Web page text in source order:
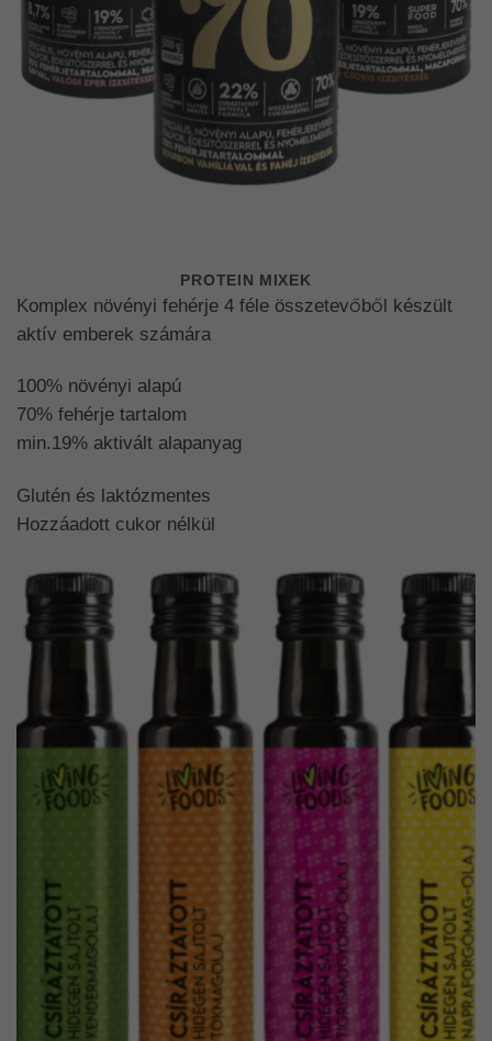
PROTEIN MIXEK
Komplex növényi fehérje 4 féle összetevőből készült
aktív emberek számára
100% növényi alapú
70% fehérje tartalom
min.19% aktivált alapanyag
Glutén és laktózmentes
Hozzáadott cukor nélkül